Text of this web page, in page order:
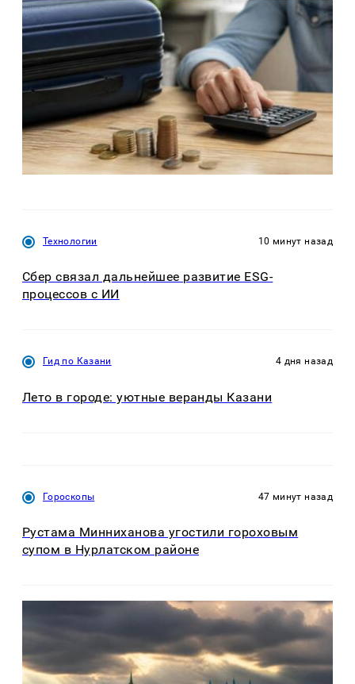
Технологии 10 минут назад
Сбер связал дальнейшее развитие ESG-
процессов с ИИ
Гид по Казани 4 дня назад
Лето в городе: уютные веранды Казани
Гороскопы 47 минут назад
Рустама Минниханова угостили гороховым
супом в Нурлатском районе